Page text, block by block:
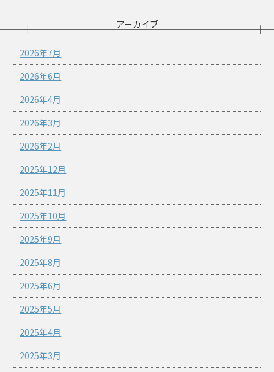
アーカイブ
2026年7月
2026年6月
2026年4月
2026年3月
2026年2月
2025年12月
2025年11月
2025年10月
2025年9月
2025年8月
2025年6月
2025年5月
2025年4月
2025年3月